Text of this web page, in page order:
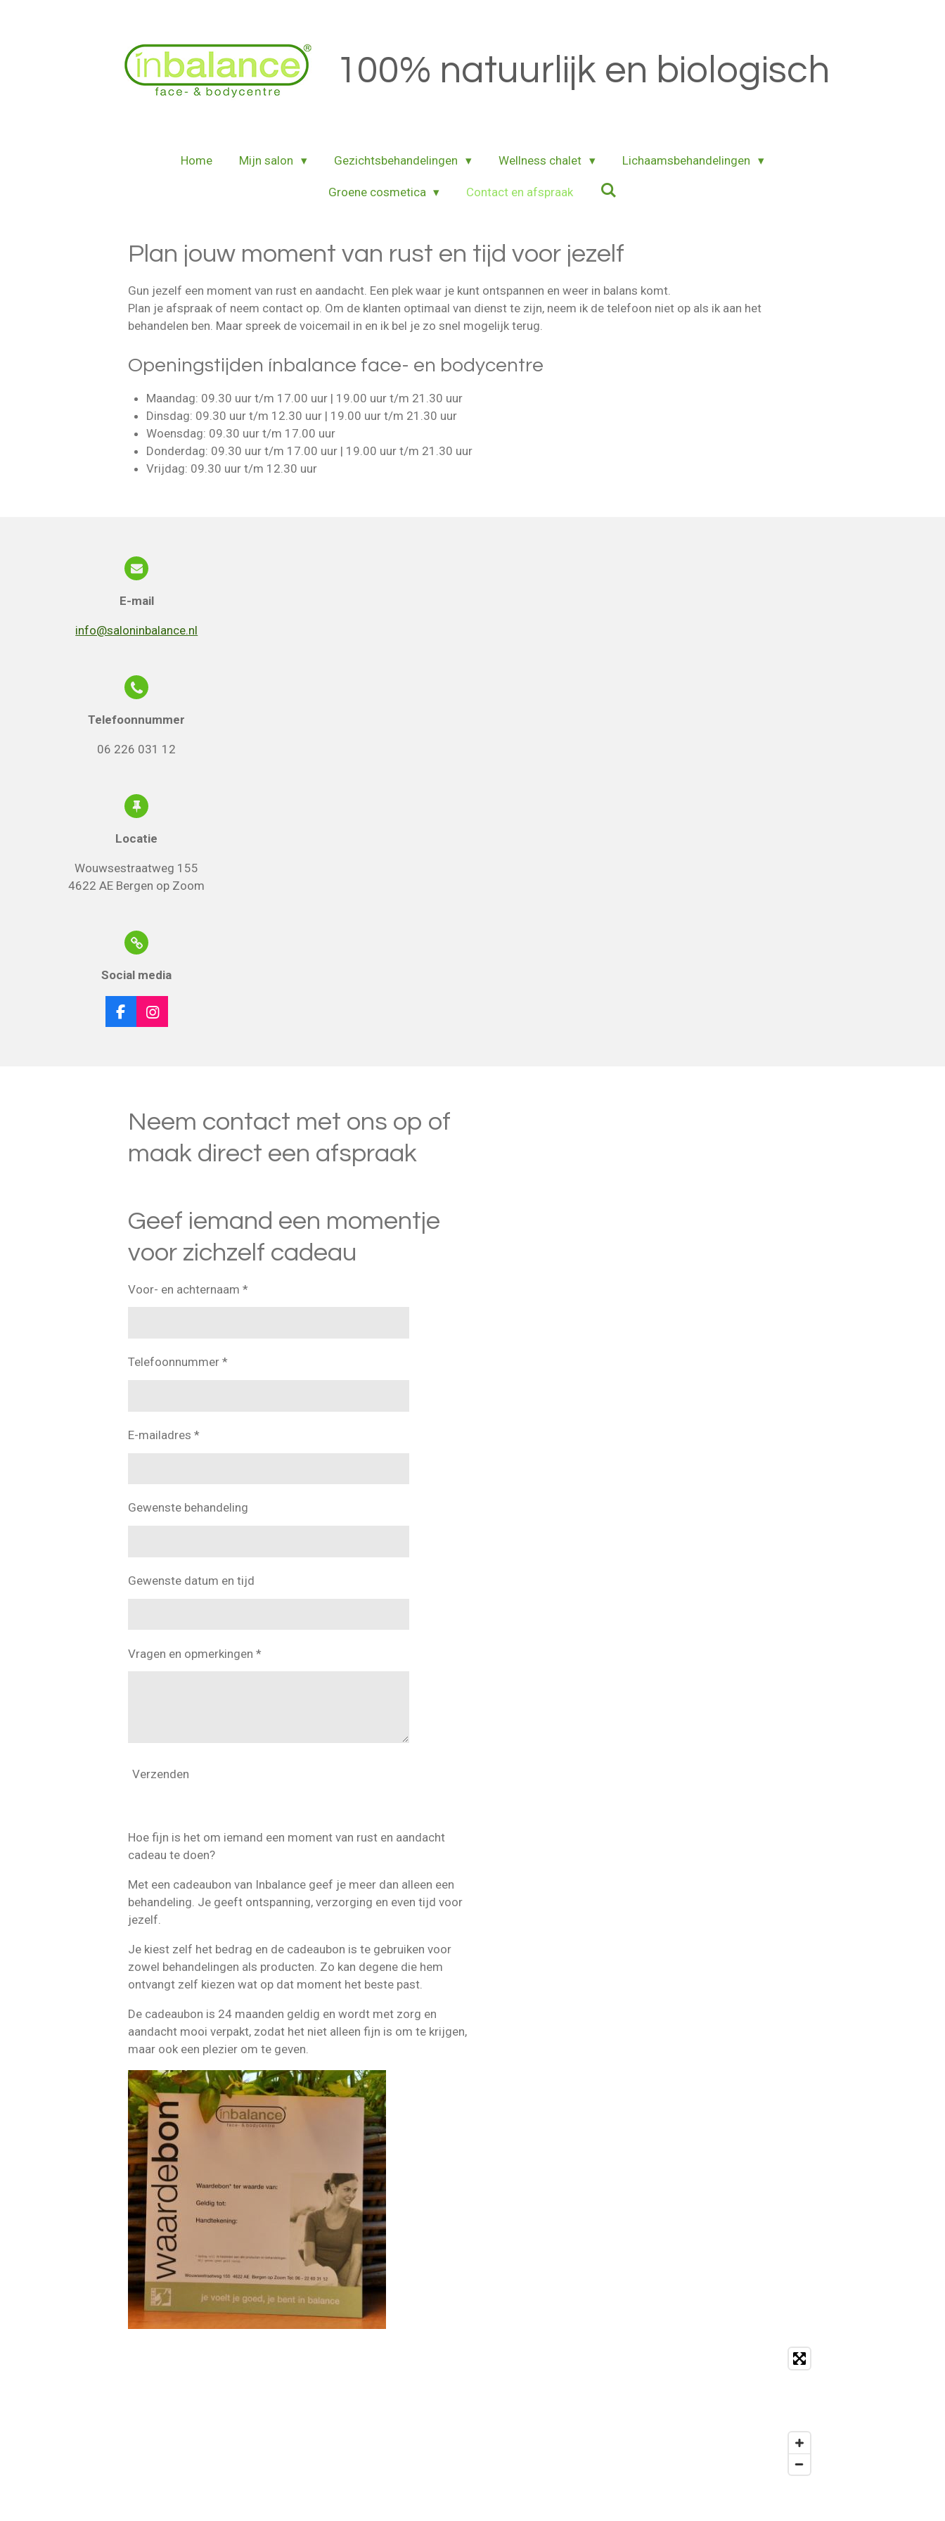
100% natuurlijk en biologisch
Home Mijn salon Gezichtsbehandelingen Wellness chalet Lichaamsbehandelingen
Groene cosmetica Contact en afspraak
Plan jouw moment van rust en tijd voor jezelf
Gun jezelf een moment van rust en aandacht. Een plek waar je kunt ontspannen en weer in balans komt.
Plan je afspraak of neem contact op. Om de klanten optimaal van dienst te zijn, neem ik de telefoon niet op als ik aan het
behandelen ben. Maar spreek de voicemail in en ik bel je zo snel mogelijk terug.
Openingstijden ínbalance face- en bodycentre
Maandag: 09.30 uur t/m 17.00 uur | 19.00 uur t/m 21.30 uur
Dinsdag: 09.30 uur t/m 12.30 uur | 19.00 uur t/m 21.30 uur
Woensdag: 09.30 uur t/m 17.00 uur
Donderdag: 09.30 uur t/m 17.00 uur | 19.00 uur t/m 21.30 uur
Vrijdag: 09.30 uur t/m 12.30 uur
E-mail
info@saloninbalance.nl
Telefoonnummer
06 226 031 12
Locatie
Wouwsestraatweg 155
4622 AE Bergen op Zoom
Social media
F
a
I
n
a
m
Neem contact met ons op of
maak direct een afspraak
Geef iemand een momentje
voor zichzelf cadeau
Voor- en achternaam *
Telefoonnummer *
E-mailadres *
Gewenste behandeling
Gewenste datum en tijd
Vragen en opmerkingen *
Verzenden
Hoe fijn is het om iemand een moment van rust en aandacht
cadeau te doen?
Met een cadeaubon van Inbalance geef je meer dan alleen een
behandeling. Je geeft ontspanning, verzorging en even tijd voor
jezelf.
Je kiest zelf het bedrag en de cadeaubon is te gebruiken voor
zowel behandelingen als producten. Zo kan degene die hem
ontvangt zelf kiezen wat op dat moment het beste past.
De cadeaubon is 24 maanden geldig en wordt met zorg en
aandacht mooi verpakt, zodat het niet alleen fijn is om te krijgen,
maar ook een plezier om te geven.